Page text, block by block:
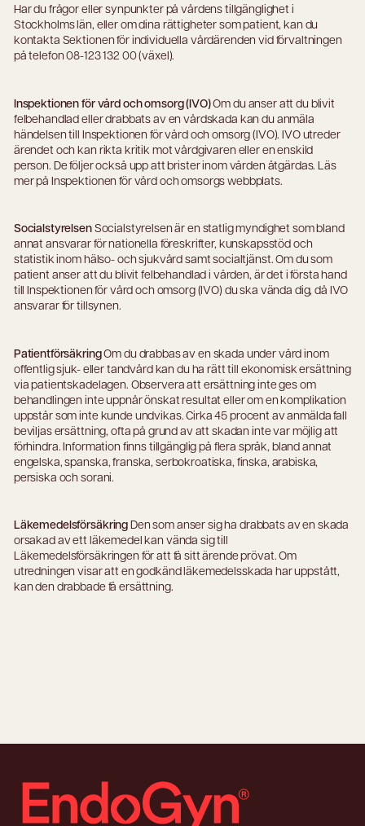
Har du frågor eller synpunkter på vårdens tillgänglighet i
Stockholms län, eller om dina rättigheter som patient, kan du
kontakta Sektionen för individuella vårdärenden vid förvaltningen
på telefon 08-123 132 00 (växel).
Inspektionen för vård och omsorg (IVO)Om du anser att du blivit
felbehandlad eller drabbats av en vårdskada kan du anmäla
händelsen till Inspektionen för vård och omsorg (IVO). IVO utreder
ärendet och kan rikta kritik mot vårdgivaren eller en enskild
person. De följer också upp att brister inom vården åtgärdas. Läs
mer på Inspektionen för vård och omsorgs webbplats.
SocialstyrelsenSocialstyrelsen är en statlig myndighet som bland
annat ansvarar för nationella föreskrifter, kunskapsstöd och
statistik inom hälso- och sjukvård samt socialtjänst. Om du som
patient anser att du blivit felbehandlad i vården, är det i första hand
till Inspektionen för vård och omsorg (IVO) du ska vända dig, då IVO
ansvarar för tillsynen.
PatientförsäkringOm du drabbas av en skada under vård inom
offentlig sjuk- eller tandvård kan du ha rätt till ekonomisk ersättning
via patientskadelagen. Observera att ersättning inte ges om
behandlingen inte uppnår önskat resultat eller om en komplikation
uppstår som inte kunde undvikas. Cirka 45 procent av anmälda fall
beviljas ersättning, ofta på grund av att skadan inte var möjlig att
förhindra. Information finns tillgänglig på flera språk, bland annat
engelska, spanska, franska, serbokroatiska, finska, arabiska,
persiska och sorani.
LäkemedelsförsäkringDen som anser sig ha drabbats av en skada
orsakad av ett läkemedel kan vända sig till
Läkemedelsförsäkringen för att få sitt ärende prövat. Om
utredningen visar att en godkänd läkemedelsskada har uppstått,
kan den drabbade få ersättning.